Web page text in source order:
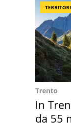
Trento
In
da 55